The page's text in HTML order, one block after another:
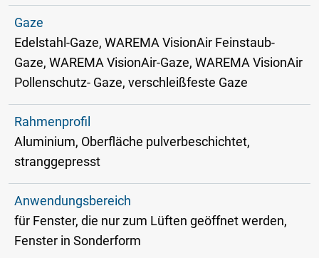
Gaze
Edelstahl-Gaze, WAREMA VisionAir Feinstaub-
Gaze, WAREMA VisionAir-Gaze, WAREMA VisionAir
Pollenschutz- Gaze, verschleißfeste Gaze
Rahmenprofil
Aluminium, Oberfläche pulverbeschichtet,
stranggepresst
Anwendungsbereich
für Fenster, die nur zum Lüften geöffnet werden,
Fenster in Sonderform